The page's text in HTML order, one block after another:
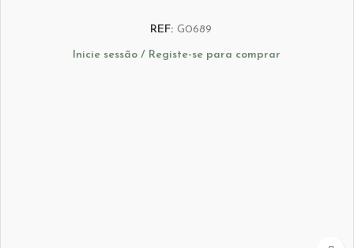
REF: G0689
Inicie sessão / Registe-se para comprar